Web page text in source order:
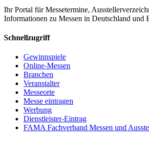
Ihr Portal für Messetermine,
Informationen zu Messen in Deutschland und
Schnellzugriff
Gewinnspiele
Online-Messen
Branchen
Veranstalter
Messeorte
Messe eintragen
Werbung
Dienstleister-Eintrag
FAMA Fachverband Messen und